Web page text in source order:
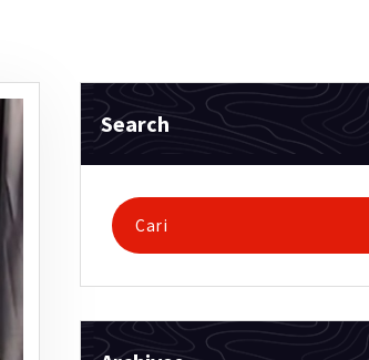
Search
Pencarian
untuk: